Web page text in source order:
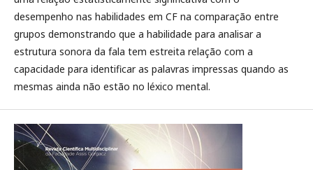
desempenho nas habilidades em CF na comparação entre
grupos demonstrando que a habilidade para analisar a
estrutura sonora da fala tem estreita relação com a
capacidade para identificar as palavras impressas quando as
mesmas ainda não estão no léxico mental.